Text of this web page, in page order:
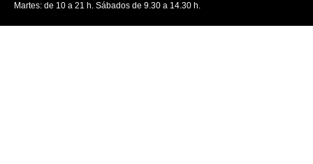
Martes: de 10 a 21 h. Sábados de 9.30 a 14.30 h.